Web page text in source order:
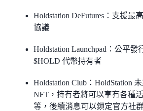
Holdstation DeFutures：支援最
協議
Holdstation Launchpad：公平
$HOLD 代幣持有者
Holdstation Club：HoldStation
NFT，持有者將可以享有各種
等，後續消息可以鎖定官方社